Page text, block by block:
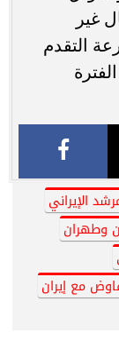
غير
التقدم
الإيراني
وطهران
مع إيران